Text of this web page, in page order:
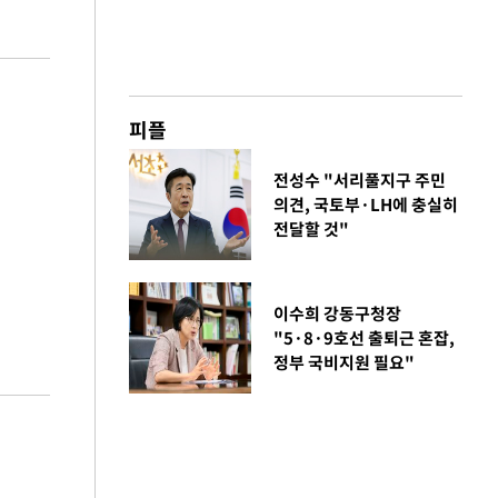
피플
전성수 "서리풀지구 주민
의견, 국토부·LH에 충실히
전달할 것"
이수희 강동구청장
"5·8·9호선 출퇴근 혼잡,
정부 국비지원 필요"